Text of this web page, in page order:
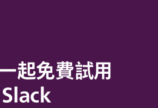
起免費試用
Slack